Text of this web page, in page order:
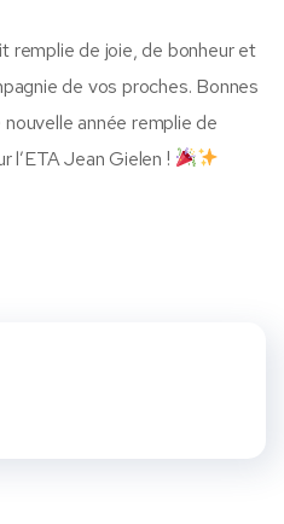
de joie, de bonheur et
de vos proches. Bonnes
année remplie de
l’ETA Jean Gielen !